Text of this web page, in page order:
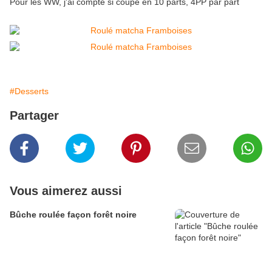
#Desserts
Partager
Vous aimerez aussi
Bûche roulée façon forêt noire